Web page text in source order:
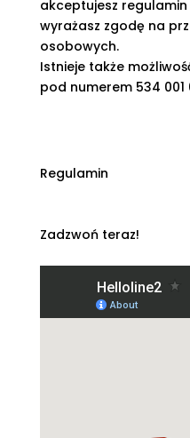
akceptujesz
wyrażasz zgodę na
osobowych.
Istnieje także
pod numerem 534 001
Regulamin
Zadzwoń teraz!